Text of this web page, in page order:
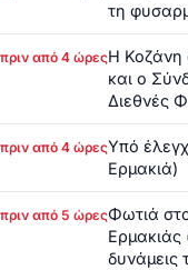
τη
πριν από 4 ώρεςΗ Κοζάνη
και ο
Διεθνές
πριν από 4 ώρεςΥπό
Ερμακιά)
πριν από 5 ώρεςΦωτιά
Ερμακιάς
δυνάμεις